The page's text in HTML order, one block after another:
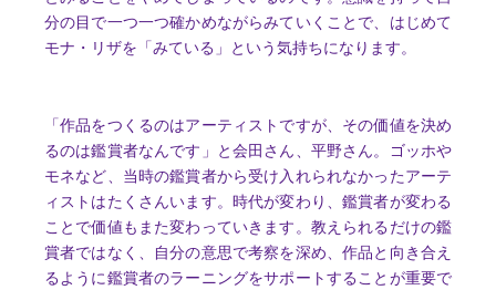
分の目で一つ一つ確かめながらみていくことで、はじめて
モナ・リザを「みている」という気持ちになります。
「作品をつくるのはアーティストですが、その価値を決め
るのは鑑賞者なんです」と会田さん、平野さん。ゴッホや
モネなど、当時の鑑賞者から受け入れられなかったアーテ
ィストはたくさんいます。時代が変わり、鑑賞者が変わる
ことで価値もまた変わっていきます。教えられるだけの鑑
賞者ではなく、自分の意思で考察を深め、作品と向き合え
るように鑑賞者のラーニングをサポートすることが重要で